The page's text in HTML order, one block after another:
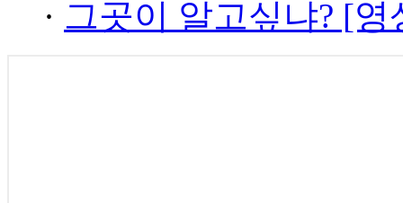
· 그곳이 알고싶냐? [